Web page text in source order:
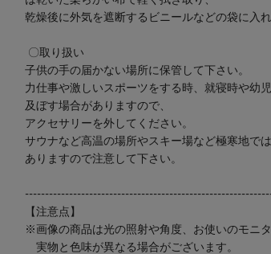
乾燥後に外気を遮断するビニールなどの袋に入
〇取り扱い
子供の手の届かない場所に保管して下さい。
力仕事や激しいスポーツをする時、就寝時や幼
及ぼす場合がありますので、
アクセサリーを外してください。
サウナなど高温の場所やスキー場など極寒地で
ありますので注意して下さい。
【注意点】
※画像の商品は光の照射や角度、お使いのモニタ
実物と色味が異なる場合がございます。